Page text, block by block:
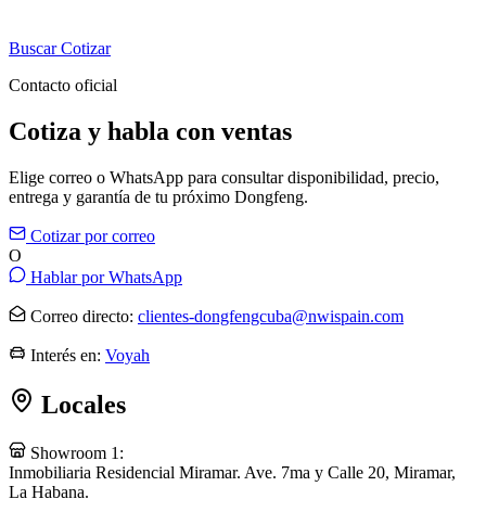
BuscarCotizar
Contacto oficial
Cotiza y habla con ventas
Elige correo o WhatsApp para consultar disponibilidad, precio,
entrega y garantía de tu próximo Dongfeng.
Cotizar por correo
O
Hablar por WhatsApp
Correo directo: clientes-dongfengcuba@nwispain.com
Interés en: Voyah
Locales
Showroom 1:
Inmobiliaria Residencial Miramar. Ave. 7ma y Calle 20, Miramar,
La Habana.